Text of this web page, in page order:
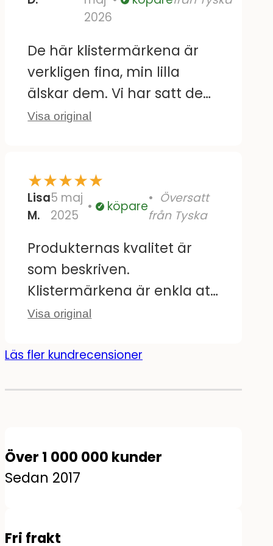
2026
Verifierad
De här klistermärkena är
verkligen fina, min lilla
älskar dem. Vi har satt dem
på kakelplattorna vid
utan att lämna några
rester. Den enda nackdelen
är att några av de större
designerna är duplicerade;
det vore trevligt om de
speglades. Men annars är
de jättebra :)
Visa original
★★★★★
Lisa
M.
5 maj
2025
Verifierad
köpare
Översatt
från Tyska
Produkternas kvalitet är
som beskriven.
Klistermärkena är enkla att
sätta upp på väggen och
har jättekul med sitt
Visa original
Läs fler kundrecensioner
Över 1 000 000 kunder
Sedan 2017
Fri frakt